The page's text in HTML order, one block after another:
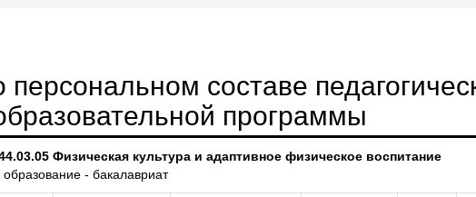
составе
программы
Физическая культура и адаптивное физическое воспитание
- бакалавриат